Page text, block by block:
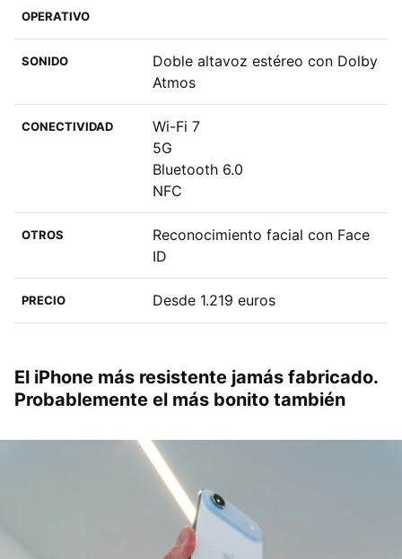
OPERATIVO
SONIDO
Doble altavoz estéreo con Dolby
Atmos
CONECTIVIDAD
Wi-Fi 7
5G
Bluetooth 6.0
NFC
OTROS
Reconocimiento facial con Face
ID
PRECIO Desde 1.219 euros
El iPhone más resistente jamás fabricado.
Probablemente el más bonito también